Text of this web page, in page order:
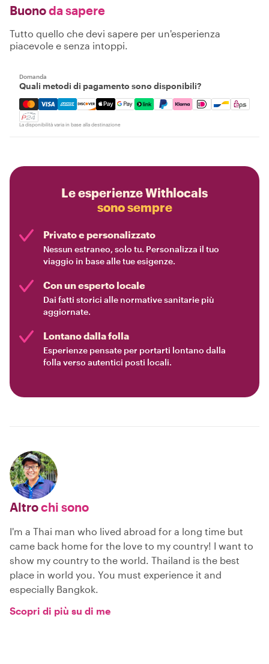
Buonoda sapere
Tutto quello che devi sapere per un'esperienza
piacevole e senza intoppi.
Domanda
Quali metodi di pagamento sono disponibili?
Mastercard, Visa, Amex, Discover, Apple Pay, Google
La disponibilità varia in base alla destinazione
Le esperienze Withlocals
sono sempre
Privato e personalizzato
Nessun estraneo, solo tu. Personalizza il tuo
viaggio in base alle tue esigenze.
Con un esperto locale
Dai fatti storici alle normative sanitarie più
aggiornate.
Lontano dalla folla
Esperienze pensate per portarti lontano dalla
folla verso autentici posti locali.
Altrochi sono
I'm a Thai man who lived abroad for a long time but
came back home for the love to my country! I want to
show my country to the world. Thailand is the best
place in world you. You must experience it and
especially Bangkok.
Scopri di più su di me